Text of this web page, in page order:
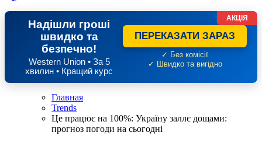
Надішли гроші
швидко та
безпечно!
Western Union • За 5
хвилин • Кращий курс
ПЕРЕКАЗАТИ ЗАРАЗ
✓ Без комісії
✓ Швидко та вигідно
АКЦІЯ
Главная
Trends
Це працює на 100%: Україну заллє дощами:
прогноз погоди на сьогодні